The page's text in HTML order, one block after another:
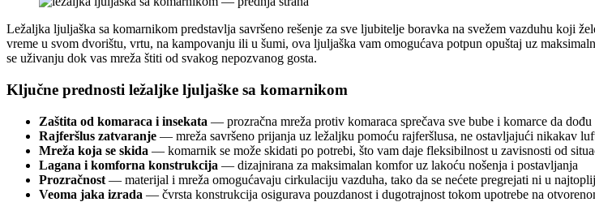
Ležaljka ljuljaška sa komarnikom predstavlja savršeno rešenje za sve ljubitelje boravka na svežem vazduhu koji
vreme u svom dvorištu, vrtu, na kampovanju ili u šumi, ova ljuljaška vam omogućava potpun opuštaj uz
se uživanju dok vas mreža štiti od svakog nepozvanog gosta.
Ključne prednosti ležaljke ljuljaške sa komarnikom
Zaštita od komaraca i insekata — prozračna mreža protiv komaraca sprečava sve bube i komarce da
Rajferšlus zatvaranje — mreža savršeno prijanja uz ležaljku pomoću rajferšlusa, ne ostavljajući nikakav
Mreža koja se skida — komarnik se može skidati po potrebi, što vam daje fleksibilnost u zavisnosti od
Lagana i komforna konstrukcija — dizajnirana za maksimalan komfor uz lakoću nošenja i postavljanja
Prozračnost — materijal i mreža omogućavaju cirkulaciju vazduha, tako da se nećete pregrejati ni u
Veoma jaka izrada — čvrsta konstrukcija osigurava pouzdanost i dugotrajnost tokom upotrebe na